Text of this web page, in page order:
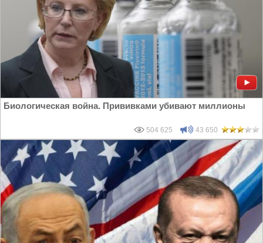
Биологическая война. Прививками убивают миллионы
504 625 43 650